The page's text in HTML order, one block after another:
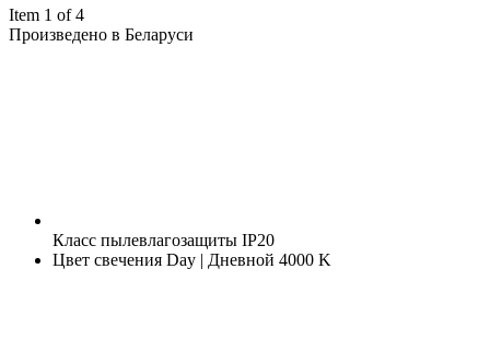
Item 1 of 4
Произведено в Беларуси
Класс пылевлагозащиты IP20
Цвет свечения Day | Дневной 4000 K